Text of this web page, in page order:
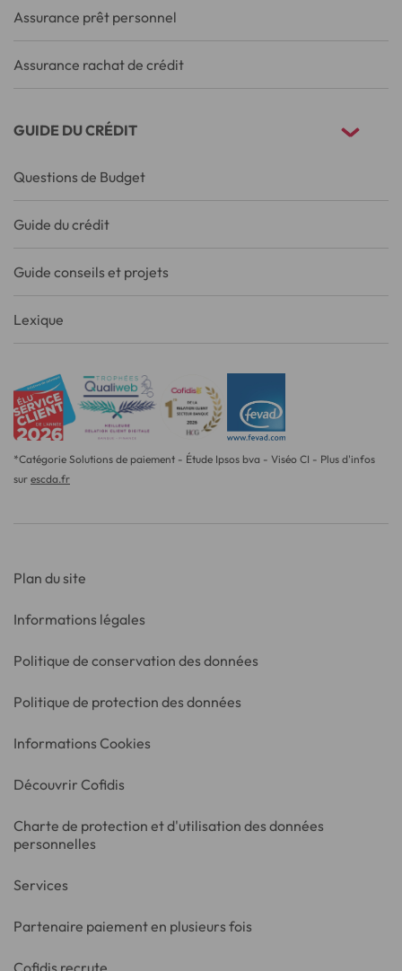
Assurance prêt personnel
Assurance rachat de crédit
GUIDE DU CRÉDIT
Questions de Budget
Guide du crédit
Guide conseils et projets
Lexique
*Catégorie Solutions de paiement - Étude Ipsos bva - Viséo CI - Plus d'infos
sur escda.fr
Plan du site
Informations légales
Politique de conservation des données
Politique de protection des données
Informations Cookies
Découvrir Cofidis
Charte de protection et d'utilisation des données
personnelles
Services
Partenaire paiement en plusieurs fois
Cofidis recrute